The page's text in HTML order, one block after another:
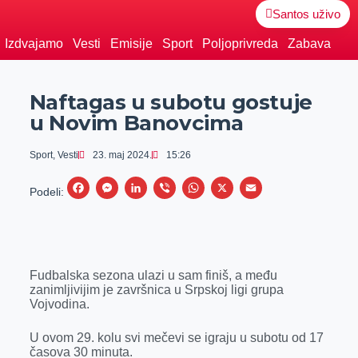
Santos uživo
Izdvajamo Vesti Emisije Sport Poljoprivreda Zabava
Naftagas u subotu gostuje
u Novim Banovcima
Sport, Vesti 23. maj 2024. 15:26
Podeli:
F
b
k
M
e
e
L
e
n
V
r
W
s
p
X
E
l
Fudbalska sezona ulazi u sam finiš, a među
zanimljivijim je završnica u Srpskoj ligi grupa
Vojvodina.
U ovom 29. kolu svi mečevi se igraju u subotu od 17
časova 30 minuta.